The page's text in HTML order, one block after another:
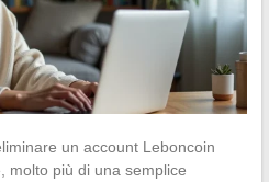
un account Leboncoin
molto più di una semplice